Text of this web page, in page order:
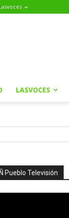
LASVOCES
Ñ Pueblo Televisión